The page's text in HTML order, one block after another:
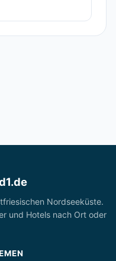
Nordseeküste.
und Hotels nach Ort oder